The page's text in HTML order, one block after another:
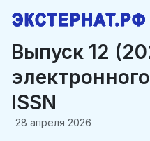
Выпуск 12
ISSN
28 апреля 2026